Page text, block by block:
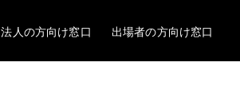
法人の方向け窓口 出場者の方向け窓口